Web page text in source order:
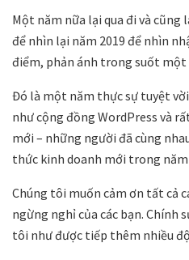
Một năm nữa lại qua đi và
để nhìn lại năm 2019 để nhìn
điểm, phản ánh trong suốt một
Đó là một năm thực sự tuyệt
như cộng đồng WordPress và
mới – những người đã cùng
thức kinh doanh mới trong năm
Chúng tôi muốn cảm ơn tất cả
ngừng nghỉ của các bạn. Chính
tôi như được tiếp thêm nhiều